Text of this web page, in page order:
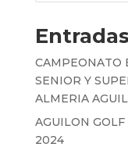
CAMPEONATO
SENIOR Y
ALMERIA
AGUILON
2024